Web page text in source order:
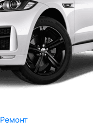
Ремонт